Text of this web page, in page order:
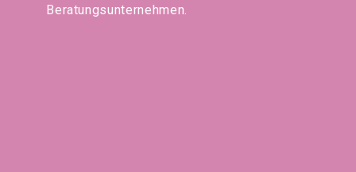
Beratungsunternehmen.